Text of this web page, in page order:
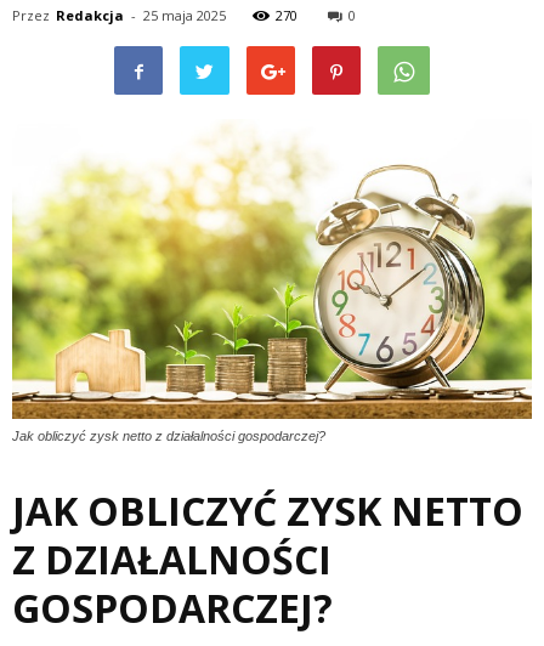
Przez Redakcja - 25 maja 2025 270 0
Jak obliczyć zysk netto z działalności gospodarczej?
JAK OBLICZYĆ ZYSK NETTO
Z DZIAŁALNOŚCI
GOSPODARCZEJ?